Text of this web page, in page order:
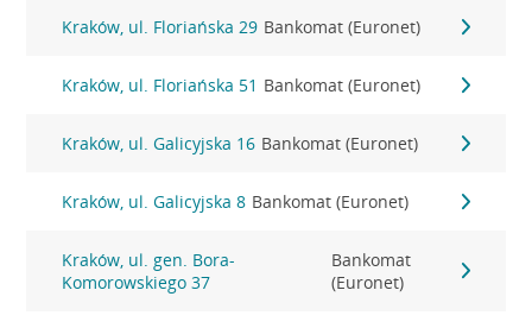
Kraków, ul. Floriańska 29 Bankomat (Euronet)
Kraków, ul. Floriańska 51 Bankomat (Euronet)
Kraków, ul. Galicyjska 16 Bankomat (Euronet)
Kraków, ul. Galicyjska 8 Bankomat (Euronet)
Kraków, ul. gen. Bora-
Komorowskiego 37
Bankomat
(Euronet)